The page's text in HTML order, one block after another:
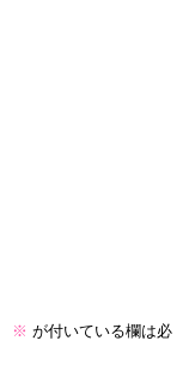
※ が付いている欄は必